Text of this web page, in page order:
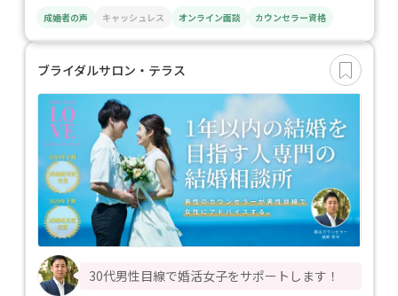
成婚者の声 キャッシュレス オンライン面談 カウンセラー資格
ブライダルサロン・テラス
30代男性目線で婚活女子をサポートします！